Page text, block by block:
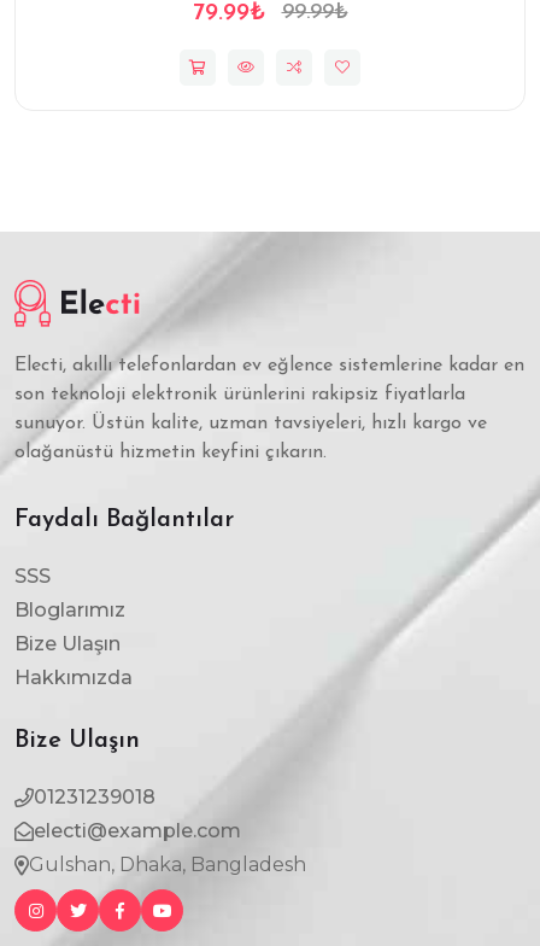
79.99₺ 99.99₺
Electi, akıllı telefonlardan ev eğlence sistemlerine kadar en
son teknoloji elektronik ürünlerini rakipsiz fiyatlarla
sunuyor. Üstün kalite, uzman tavsiyeleri, hızlı kargo ve
olağanüstü hizmetin keyfini çıkarın.
Faydalı Bağlantılar
SSS
Bloglarımız
Bize Ulaşın
Hakkımızda
Bize Ulaşın
01231239018
electi@example.com
Gulshan, Dhaka, Bangladesh